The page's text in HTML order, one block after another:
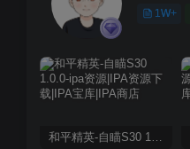
1W+
和平精英-自瞄S30 1.0.0